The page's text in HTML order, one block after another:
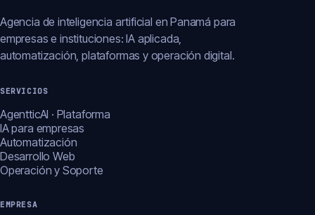
Agencia de inteligencia artificial en Panamá para
empresas e instituciones: IA aplicada,
automatización, plataformas y operación digital.
SERVICIOS
AgentticAI · Plataforma
IA para empresas
Automatización
Desarrollo Web
Operación y Soporte
EMPRESA